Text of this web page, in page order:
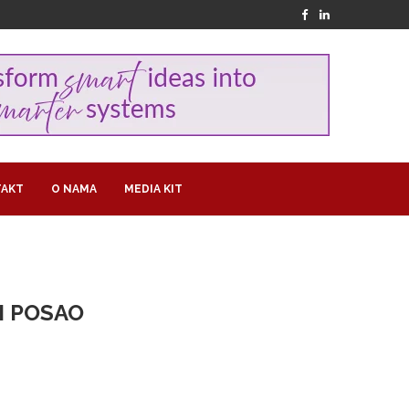
O NAMA MEDIA KIT
POSAO